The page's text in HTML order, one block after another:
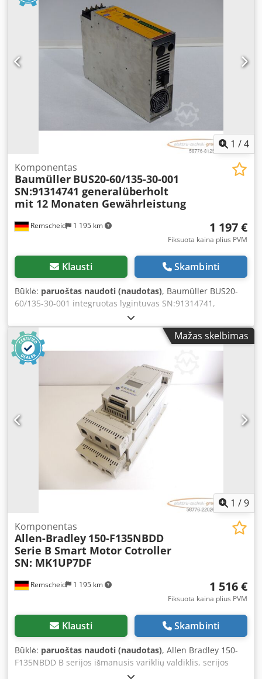
1 /4
Remscheid 1 195 km
Komponentas
Baumüller BUS20-60/135-30-001
SN:91314741 generalüberholt
mit 12 Monaten Gewährleistung
1 197 €
Fiksuota kaina plius PVM
Klausti Skambinti
Būklė: paruoštas naudoti (naudotas), Baumüller BUS20-
60/135-30-001 integruotas lygintuvas SN:91314741,
profesionaliai visiškai atnaujintas ir išbandytas, 12
mėnesių garantija, 100% veikiantis, komplektacija pagal
nuotraukas. Dedpfei D T Huox Ah Reck
Mažas skelbimas
1 /9
Remscheid 1 195 km
Komponentas
Allen-Bradley 150-F135NBDD
Serie B Smart Motor Cotroller
SN: MK1UP7DF
1 516 €
Fiksuota kaina plius PVM
Klausti Skambinti
Būklė: paruoštas naudoti (naudotas), Allen Bradley 150-
F135NBDD B serijos išmanusis variklių valdiklis, serijos
numeris: MK1UP7DF, naudotas, geros būklės, 100%